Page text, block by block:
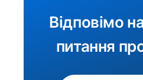
Відповімо
питання